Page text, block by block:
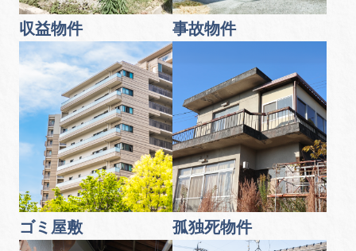
収益物件 事故物件
ゴミ屋敷 孤独死物件